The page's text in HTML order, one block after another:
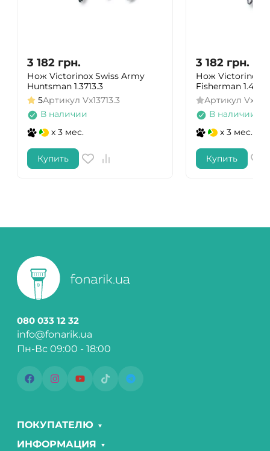
3 182 грн.
Нож Victorinox Swiss Army
Huntsman 1.3713.3
5Артикул Vx13713.3
В наличии
x 3 мес.
Купить
3 182 грн.
Нож Victorinox
Fisherman
Артикул
В наличии
x 3 мес.
Купить
080 033 12 32
info@fonarik.ua
Пн-Вс 09:00 - 18:00
ПОКУПАТЕЛЮ
ИНФОРМАЦИЯ